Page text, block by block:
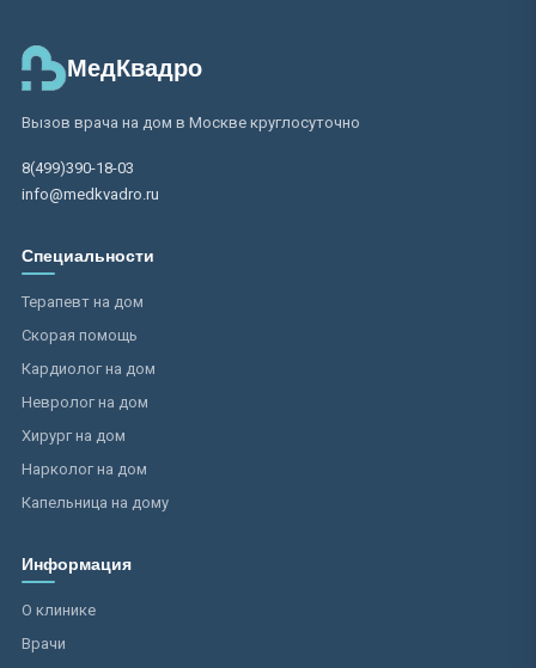
МедКвадро
Вызов врача на дом в Москве круглосуточно
8(499)390-18-03
info@medkvadro.ru
Специальности
Терапевт на дом
Скорая помощь
Кардиолог на дом
Невролог на дом
Хирург на дом
Нарколог на дом
Капельница на дому
Информация
О клинике
Врачи